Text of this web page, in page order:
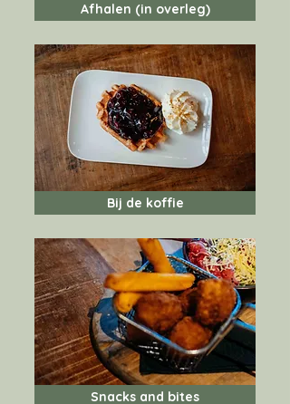
Afhalen (in overleg)
Bij de koffie
Snacks and bites